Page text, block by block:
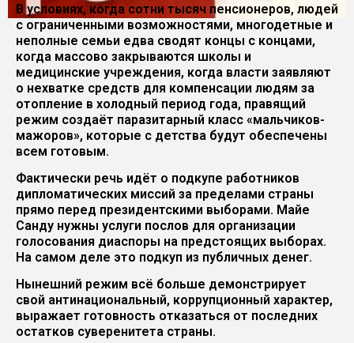
В условиях, когда сотни тысяч пенсионеров, людей
с ограниченными возможностями, многодетные и
неполные семьи едва сводят концы с концами,
когда массово закрываются школы и
медицинские учреждения, когда власти заявляют
о нехватке средств для компенсации людям за
отопление в холодный период года, правящий
режим создаёт паразитарный класс «мальчиков-
мажоров», которые с детства будут обеспечены
всем готовым.
Фактически речь идёт о подкупе работников
дипломатических миссий за пределами страны
прямо перед президентскими выборами. Майе
Санду нужны услуги послов для организации
голосования диаспоры на предстоящих выборах.
На самом деле это подкуп из публичных денег.
Нынешний режим всё больше демонстрирует
свой антинациональный, коррупционный характер,
выражает готовность отказаться от последних
остатков суверенитета страны.